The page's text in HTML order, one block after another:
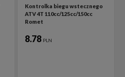
Kontrolka biegu wstecznego
ATV 4T 110cc/125cc/150cc
Romet
8.78 PLN